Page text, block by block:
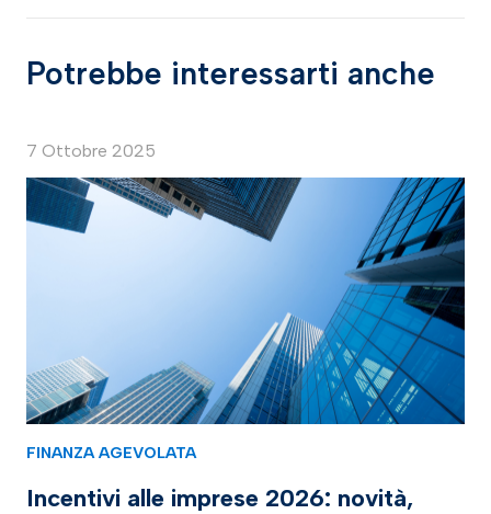
Potrebbe interessarti anche
7 Ottobre 2025
FINANZA AGEVOLATA
Incentivi alle imprese 2026: novità,